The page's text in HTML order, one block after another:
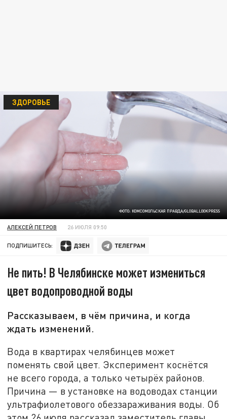
ФОТО: КОМСОМОЛЬСКАЯ ПРАВДА/GLOBALLOOKPRESS
ЗДОРОВЬЕ
АЛЕКСЕЙ ПЕТРОВ 26 ИЮЛЯ 09:50
ПОДПИШИТЕСЬ:
Не пить! В Челябинске может измениться
цвет водопроводной воды
Рассказываем, в чём причина, и когда
ждать изменений.
Вода в квартирах челябинцев может
поменять свой цвет. Эксперимент коснётся
не всего города, а только четырёх районов.
Причина — в установке на водоводах станции
ультрафиолетового обеззараживания воды. Об